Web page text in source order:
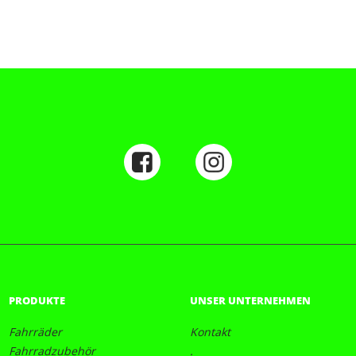
PRODUKTE
Fahrräder
Fahrradzubehör
UNSER UNTERNEHMEN
Kontakt
.